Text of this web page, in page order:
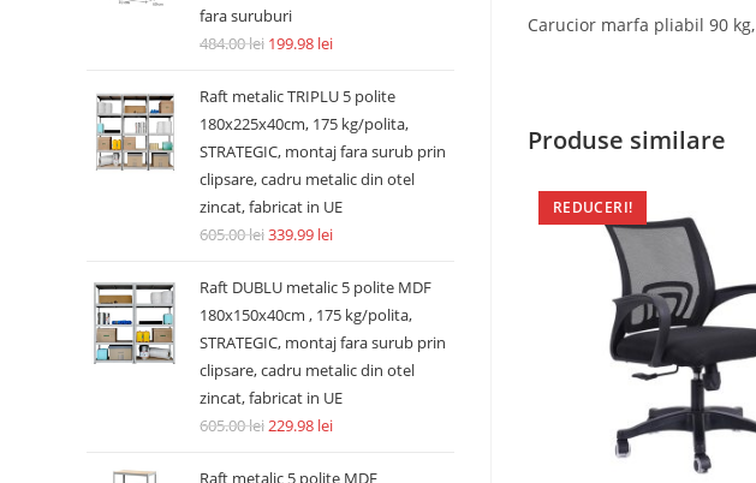
Carucior marfa pliabil 90
Produse similare
REDUCERI!
fara suruburi
484.00lei 199.98 lei
Raft metalic TRIPLU 5 polite
180x225x40cm, 175 kg/polita,
STRATEGIC, montaj fara surub prin
clipsare, cadru metalic din otel
zincat, fabricat in UE
605.00lei339.99 lei
Raft DUBLU metalic 5 polite MDF
180x150x40cm , 175 kg/polita,
STRATEGIC, montaj fara surub prin
clipsare, cadru metalic din otel
zincat, fabricat in UE
605.00lei229.98 lei
Raft metalic 5 polite MDF